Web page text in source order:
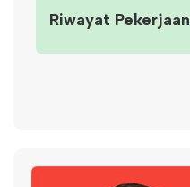
Riwayat Pekerjaan